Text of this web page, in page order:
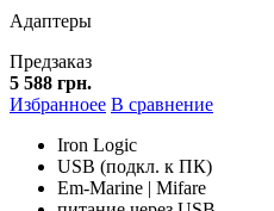
Адаптеры
Предзаказ
5 588 грн.
Избранноее В сравнение
Iron Logic
USB (подкл. к ПК)
Em-Marine | Mifare